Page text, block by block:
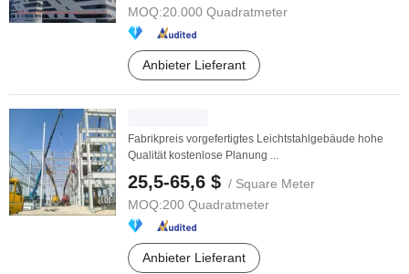
MOQ:20.000 Quadratmeter
Anbieter Lieferant
Fabrikpreis vorgefertigtes Leichtstahlgebäude hohe
Qualität kostenlose Planung ...
25,5-65,6 $ / Square Meter
MOQ:200 Quadratmeter
Anbieter Lieferant